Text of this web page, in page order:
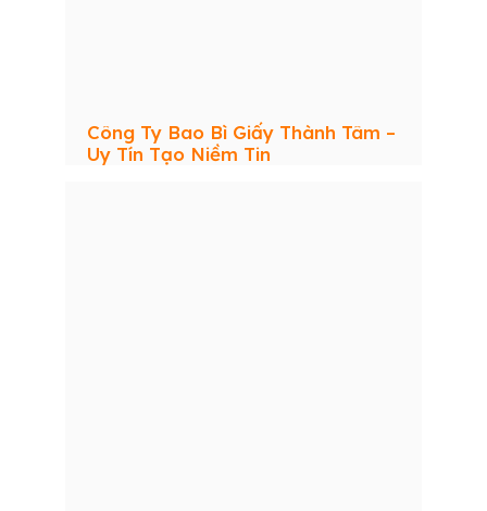
Công Ty Bao Bì Giấy Thành Tâm –
Uy Tín Tạo Niềm Tin